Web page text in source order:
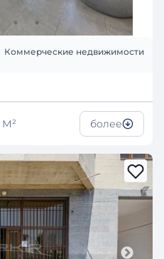
Коммерческие недвижимости
М² более